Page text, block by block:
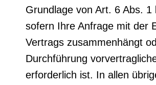
Grundlage von Art. 6 Abs. 1
sofern Ihre Anfrage mit der
Vertrags zusammenhängt
Durchführung
erforderlich ist. In allen